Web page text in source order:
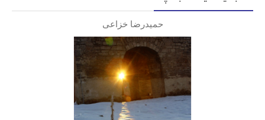
حمیدرضا خزاعی